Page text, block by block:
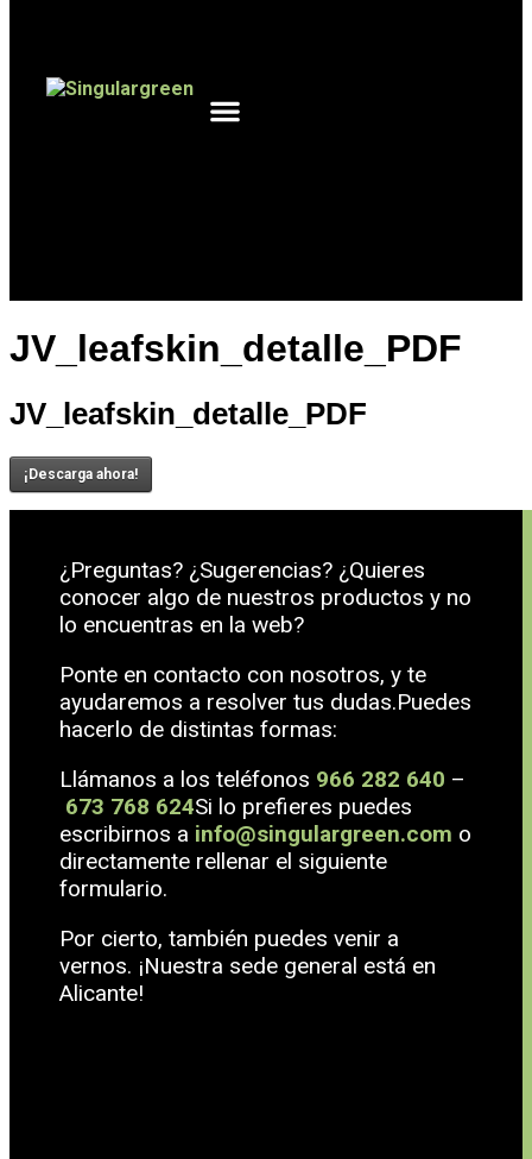
JV_leafskin_detalle_PDF
JV_leafskin_detalle_PDF
¡Descarga ahora!
¿Preguntas? ¿Sugerencias? ¿Quieres
conocer algo de nuestros productos y no
lo encuentras en la web?
Ponte en contacto con nosotros, y te
ayudaremos a resolver tus dudas.Puedes
hacerlo de distintas formas:
Llámanos a los teléfonos 966 282 640 –
673 768 624Si lo prefieres puedes
escribirnos a info@singulargreen.com o
directamente rellenar el siguiente
formulario.
Por cierto, también puedes venir a
vernos. ¡Nuestra sede general está en
Alicante!